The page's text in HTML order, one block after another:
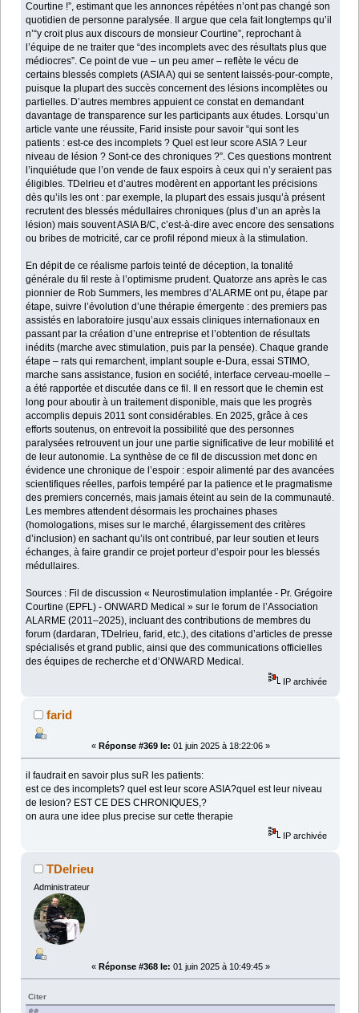
Courtine !”, estimant que les annonces répétées n’ont pas changé son
quotidien de personne paralysée. Il argue que cela fait longtemps qu’il
n’“y croit plus aux discours de monsieur Courtine”, reprochant à
l’équipe de ne traiter que “des incomplets avec des résultats plus que
médiocres”. Ce point de vue – un peu amer – reflète le vécu de
certains blessés complets (ASIA A) qui se sentent laissés-pour-compte,
puisque la plupart des succès concernent des lésions incomplètes ou
partielles. D’autres membres appuient ce constat en demandant
davantage de transparence sur les participants aux études. Lorsqu’un
article vante une réussite, Farid insiste pour savoir “qui sont les
patients : est-ce des incomplets ? Quel est leur score ASIA ? Leur
niveau de lésion ? Sont-ce des chroniques ?”. Ces questions montrent
l’inquiétude que l’on vende de faux espoirs à ceux qui n’y seraient pas
éligibles. TDelrieu et d’autres modèrent en apportant les précisions
dès qu’ils les ont : par exemple, la plupart des essais jusqu’à présent
recrutent des blessés médullaires chroniques (plus d’un an après la
lésion) mais souvent ASIA B/C, c’est-à-dire avec encore des sensations
ou bribes de motricité, car ce profil répond mieux à la stimulation.
En dépit de ce réalisme parfois teinté de déception, la tonalité
générale du fil reste à l’optimisme prudent. Quatorze ans après le cas
pionnier de Rob Summers, les membres d’ALARME ont pu, étape par
étape, suivre l’évolution d’une thérapie émergente : des premiers pas
assistés en laboratoire jusqu’aux essais cliniques internationaux en
passant par la création d’une entreprise et l’obtention de résultats
inédits (marche avec stimulation, puis par la pensée). Chaque grande
étape – rats qui remarchent, implant souple e-Dura, essai STIMO,
marche sans assistance, fusion en société, interface cerveau-moelle –
a été rapportée et discutée dans ce fil. Il en ressort que le chemin est
long pour aboutir à un traitement disponible, mais que les progrès
accomplis depuis 2011 sont considérables. En 2025, grâce à ces
efforts soutenus, on entrevoit la possibilité que des personnes
paralysées retrouvent un jour une partie significative de leur mobilité et
de leur autonomie. La synthèse de ce fil de discussion met donc en
évidence une chronique de l’espoir : espoir alimenté par des avancées
scientifiques réelles, parfois tempéré par la patience et le pragmatisme
des premiers concernés, mais jamais éteint au sein de la communauté.
Les membres attendent désormais les prochaines phases
(homologations, mises sur le marché, élargissement des critères
d’inclusion) en sachant qu’ils ont contribué, par leur soutien et leurs
échanges, à faire grandir ce projet porteur d’espoir pour les blessés
médullaires.
Sources : Fil de discussion « Neurostimulation implantée - Pr. Grégoire
Courtine (EPFL) - ONWARD Medical » sur le forum de l’Association
ALARME (2011–2025), incluant des contributions de membres du
forum (dardaran, TDelrieu, farid, etc.), des citations d’articles de presse
spécialisés et grand public, ainsi que des communications officielles
des équipes de recherche et d’ONWARD Medical.
IP archivée
farid
« Réponse #369 le: 01 juin 2025 à 18:22:06 »
il faudrait en savoir plus suR les patients:
est ce des incomplets? quel est leur score ASIA?quel est leur niveau
de lesion? EST CE DES CHRONIQUES,?
on aura une idee plus precise sur cette therapie
IP archivée
TDelrieu
Administrateur
« Réponse #368 le: 01 juin 2025 à 10:49:45 »
Citer